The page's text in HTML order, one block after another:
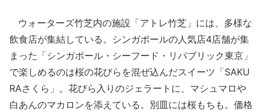
ウォーターズ竹芝内の施設「アトレ竹芝」には、多様な
飲食店が集結している。シンガポールの人気店4店舗が集
まった「シンガポール・シーフード・リパブリック東京」
で楽しめるのは桜の花びらを混ぜ込んだスイーツ「SAKU
RAさくら」。花びら入りのジェラートに、マシュマロや
白あんのマカロンを添えている。別皿には桜もちも。価格